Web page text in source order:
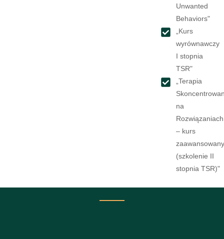
Unwanted
Behaviors"
„Kurs
wyrównawczy
I stopnia
TSR"
„Terapia
na
Rozwiązaniach
– kurs
(szkolenie II
stopnia TSR)"